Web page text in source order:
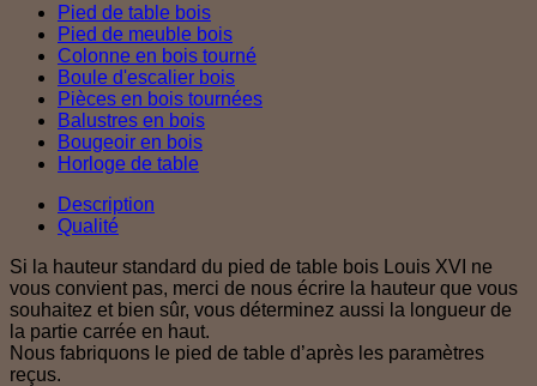
Pied de table bois
Pied de meuble bois
Colonne en bois tourné
Boule d'escalier bois
Pièces en bois tournées
Balustres en bois
Bougeoir en bois
Horloge de table
Description
Qualité
Si la hauteur standard du pied de table bois Louis XVI ne
vous convient pas, merci de nous écrire la hauteur que vous
souhaitez et bien sûr, vous déterminez aussi la longueur de
la partie carrée en haut.
Nous fabriquons le pied de table d’après les paramètres
reçus.